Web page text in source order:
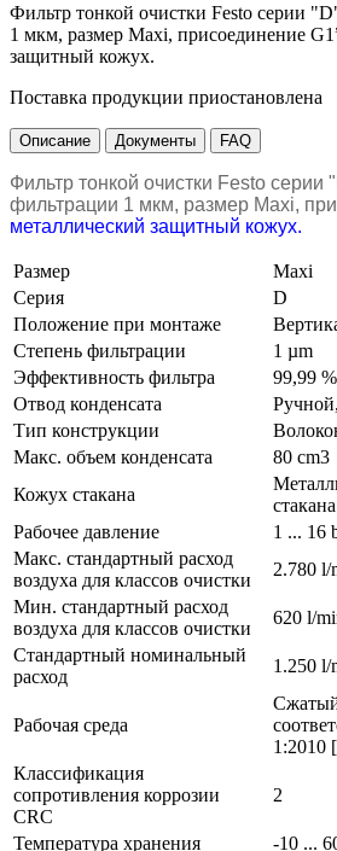
Фильтр тонкой очистки Festo серии
1 мкм, размер Maxi, присоединение
защитный кожух.
Поставка продукции приостановлена
Описание Документы FAQ
Фильтр тонкой очистки Festo серии "
фильтрации 1 мкм, размер Maxi,
металлический защитный кожух.
Размер
Мaxi
Серия
D
Положение при монтаже
Степень фильтрации
1 µm
Эффективность фильтра
99,99 %
Отвод конденсата
Тип конструкции
Макс. объем конденсата
80 cm3
Кожух стакана
стакана
Рабочее давление
1 ... 16
Макс. стандартный расход
воздуха для классов очистки
2.780 l/
Мин. стандартный расход
воздуха для классов очистки
620 l/
Стандартный номинальный
расход
1.250 l/
Рабочая среда
1:2010
Классификация
сопротивления коррозии
CRC
2
Температура хранения
-10 ...